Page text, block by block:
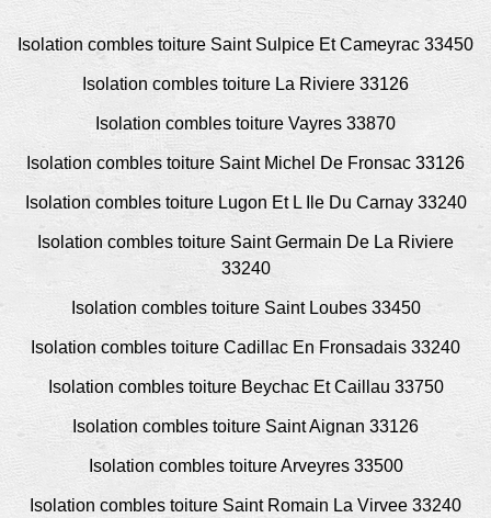
Isolation combles toiture Saint Sulpice Et Cameyrac 33450
Isolation combles toiture La Riviere 33126
Isolation combles toiture Vayres 33870
Isolation combles toiture Saint Michel De Fronsac 33126
Isolation combles toiture Lugon Et L Ile Du Carnay 33240
Isolation combles toiture Saint Germain De La Riviere
33240
Isolation combles toiture Saint Loubes 33450
Isolation combles toiture Cadillac En Fronsadais 33240
Isolation combles toiture Beychac Et Caillau 33750
Isolation combles toiture Saint Aignan 33126
Isolation combles toiture Arveyres 33500
Isolation combles toiture Saint Romain La Virvee 33240